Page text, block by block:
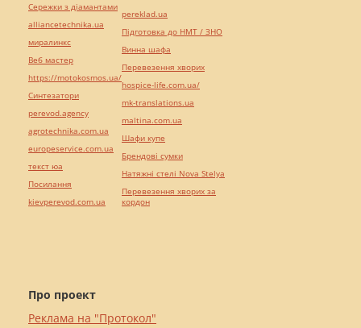
Про проект
Реклама на "Протокол"
Сережки з діамантами
alliancetechnika.ua
миралинкс
Веб мастер
https://motokosmos.ua/
Синтезатори
perevod.agency
agrotechnika.com.ua
europeservice.com.ua
текст юа
Посилання
kievperevod.com.ua
pereklad.ua
Підготовка до НМТ / ЗНО
Винна шафа
Перевезення хворих
hospice-life.com.ua/
mk-translations.ua
maltina.com.ua
Шафи купе
Брендові сумки
Натяжні стелі Nova Stelya
Перевезення хворих за
кордон